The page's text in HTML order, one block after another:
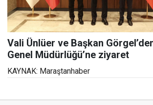
Vali Ünlüer ve Başkan
Genel Müdürlüğü’ne ziyaret
KAYNAK: Maraştanhaber